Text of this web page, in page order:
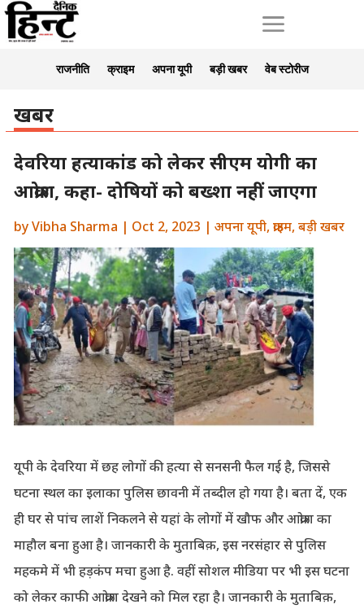
a
राजनीति क्राइम अपना यूपी बड़ी खबर वेब स्टोरीज
खबर
देवरिया हत्याकांड को लेकर सीएम योगी का
आक्रोश, कहा- दोषियों को बख्शा नहीं जाएगा
byVibha Sharma | Oct 2, 2023 | अपना यूपी,क्राइम,बड़ी खबर
यूपी के देवरिया में छह लोगों की हत्या से सनसनी फैल गई है, जिससे
घटना स्थल का इलाका पुलिस छावनी में तब्दील हो गया है। बता दें, एक
ही घर से पांच लाशें निकलने से यहां के लोगों में खौफ और आक्रोश का
माहौल बना हुआ है। जानकारी के मुताबिक़, इस नरसंहार से पुलिस
महकमे में भी हड़कंप मचा हुआ है. वहीं सोशल मीडिया पर भी इस घटना
को लेकर काफी आक्रोश देखने को मिल रहा है। जानकारी के मुताबिक़,